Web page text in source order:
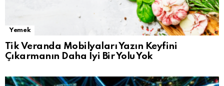
Yemek
Tik Veranda Mobilyaları Yazın Keyfini
Çıkarmanın Daha İyi Bir Yolu Yok